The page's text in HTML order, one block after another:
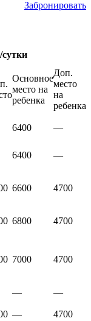
Забронировать
Основное
место на
ребенка
Доп.
место
на
ребенка
6400
—
6400 —
6600 4700
6800 4700
7000 4700
—
—
—
4700